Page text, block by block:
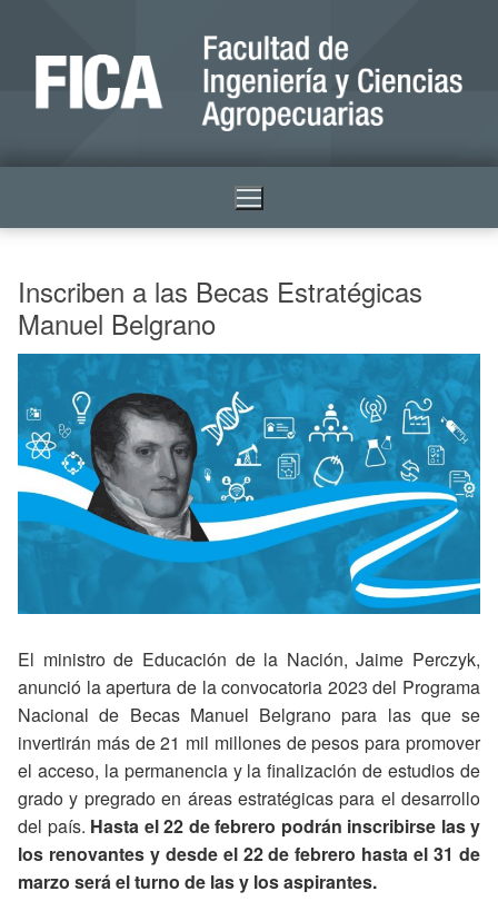
Inscriben a las Becas Estratégicas
Manuel Belgrano
El ministro de Educación de la Nación, Jaime Perczyk,
anunció la apertura de la convocatoria 2023 del Programa
Nacional de Becas Manuel Belgrano para las que se
invertirán más de 21 mil millones de pesos para promover
el acceso, la permanencia y la finalización de estudios de
grado y pregrado en áreas estratégicas para el desarrollo
del país. Hasta el 22 de febrero podrán inscribirse las y
los renovantes y desde el 22 de febrero hasta el 31 de
marzo será el turno de las y los aspirantes.